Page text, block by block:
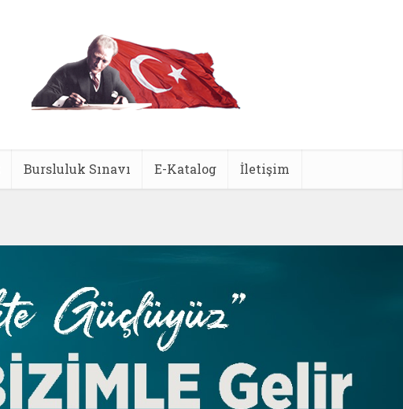
Bursluluk Sınavı E-Katalog İletişim